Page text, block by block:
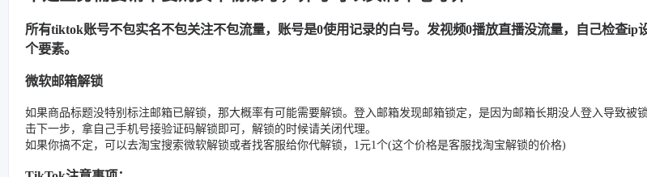
所有tiktok账号不包实名不包关注不包流量，账号是0使用记录的白号。发视频0播放直播没流量，自己检查ip
个要素。
微软邮箱解锁
如果商品标题没特别标注邮箱已解锁，那大概率有可能需要解锁。登入邮箱发现邮箱锁定，是因为邮箱长期没人登入导致被
击下一步，拿自己手机号接验证码解锁即可，解锁的时候请关闭代理。
如果你搞不定，可以去淘宝搜索微软解锁或者找客服给你代解锁，1元1个(这个价格是客服找淘宝解锁的价格)